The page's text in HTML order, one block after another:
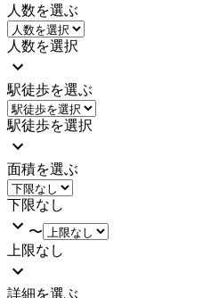
人数を選ぶ
人数を選択
駅徒歩を選ぶ
駅徒歩を選択
面積を選ぶ
下限なし
〜
上限なし
詳細を選ぶ